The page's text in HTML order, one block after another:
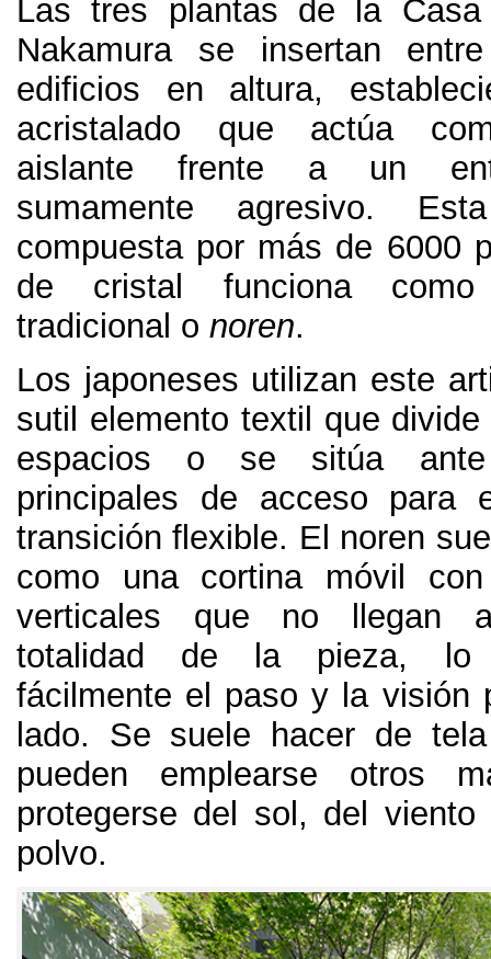
Las tres plantas de la
Nakamura se insertan
edificios en altura,
acristalado que actúa
aislante frente a un
sumamente agresivo.
compuesta por más de 6000
de cristal funciona
tradicional o noren.
Los japoneses utilizan este
sutil elemento textil que
espacios o se sitúa
principales de acceso para
transición flexible. El noren
como una cortina móvil
verticales que no llegan
totalidad de la pieza, lo
fácilmente el paso y la visión
lado. Se suele hacer de
pueden emplearse otros
protegerse del sol, del viento
polvo.